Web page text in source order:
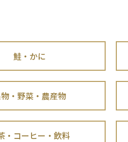
鮭・かに
・野菜・農産物
・コーヒー・飲料